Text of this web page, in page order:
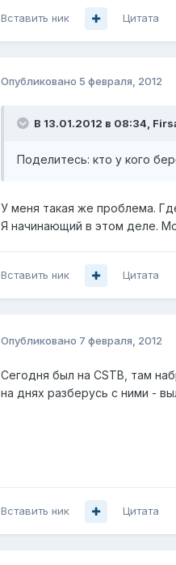
Вставить ник Цитата
Опубликовано 5 февраля, 2012
В 13.01.2012 в 08:34,
Поделитесь: кто у кого
У меня такая же проблема.
Я начинающий в этом деле.
Вставить ник Цитата
Опубликовано 7 февраля, 2012
Сегодня был на CSTB, там
на днях разберусь с ними -
Вставить ник Цитата